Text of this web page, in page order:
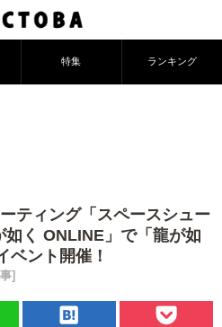
特集 ランキング
ティング「スペースシュー
く ONLINE」で「龍が如
ベント開催！
]